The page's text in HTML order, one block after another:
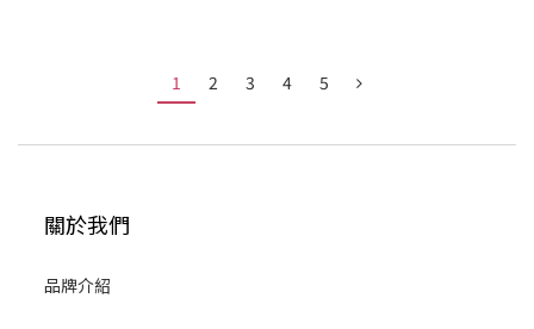
1 2 3 4 5
關於我們
品牌介紹